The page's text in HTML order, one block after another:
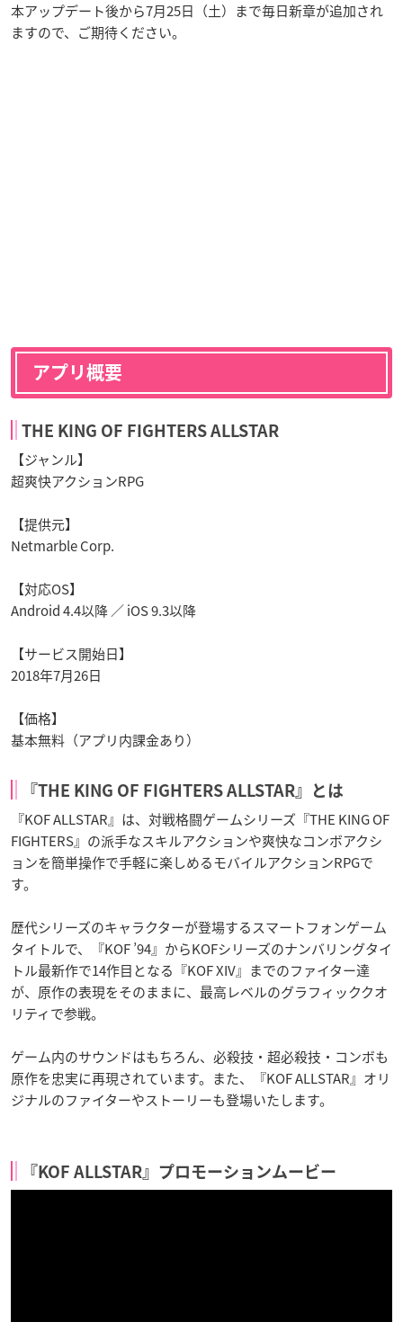
本アップデート後から7月25日（土）まで毎日新章が追加され
ますので、ご期待ください。
アプリ概要
THE KING OF FIGHTERS ALLSTAR
【ジャンル】
超爽快アクションRPG
【提供元】
Netmarble Corp.
【対応OS】
Android 4.4以降 ／ iOS 9.3以降
【サービス開始日】
2018年7月26日
【価格】
基本無料（アプリ内課金あり）
『THE KING OF FIGHTERS ALLSTAR』とは
『KOF ALLSTAR』は、対戦格闘ゲームシリーズ『THE KING OF
FIGHTERS』の派手なスキルアクションや爽快なコンボアクシ
ョンを簡単操作で手軽に楽しめるモバイルアクションRPGで
す。
歴代シリーズのキャラクターが登場するスマートフォンゲーム
タイトルで、『KOF ’94』からKOFシリーズのナンバリングタイ
トル最新作で14作目となる『KOF XIV』までのファイター達
が、原作の表現をそのままに、最高レベルのグラフィッククオ
リティで参戦。
ゲーム内のサウンドはもちろん、必殺技・超必殺技・コンボも
原作を忠実に再現されています。また、『KOF ALLSTAR』オリ
ジナルのファイターやストーリーも登場いたします。
『KOF ALLSTAR』プロモーションムービー